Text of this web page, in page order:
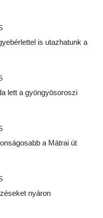
is utazhatunk a
lett a gyöngyösoroszi
a Mátrai út
nyáron